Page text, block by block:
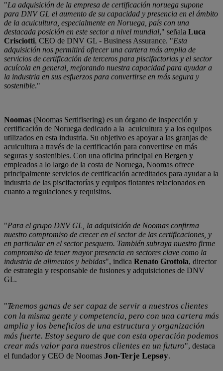
​"La adquisición de la empresa de certificación noruega supone
para DNV GL el aumento de su capacidad y presencia en el ámbito
de la acuicultura, especialmente en Noruega, país con una
destacada posición en este sector a nivel mundial," señala Luca
Crisciotti, CEO de DNV GL - Business Assurance. "Esta
adquisición nos permitirá ofrecer una cartera más amplia de
servicios de certificación de terceros para piscifactorias y el sector
acuícola en general, mejorando nuestra capacidad para ayudar a
la industria en sus esfuerzos para convertirse en más segura y
sostenible."
Noomas (Noomas Sertifisering) es un órgano de inspección y
certificación de Noruega dedicado a la acuicultura y a los equipos
utilizados en esta industria. Su objetivo es apoyar a las granjas de
acuicultura a través de la certificación para convertirse en más
seguras y sostenibles. Con una oficina principal en Bergen y
empleados a lo largo de la costa de Noruega, Noomas ofrece
principalmente servicios de certificación acreditados para ayudar a la
industria de las piscifactorías y equipos flotantes relacionados en
cuanto a regulaciones y requisitos.
"Para el grupo DNV GL, la adquisición de Noomas confirma
nuestro compromiso de crecer en el sector de las certificaciones, y
en particular en el sector pesquero. También subraya nuestro firme
compromiso de tener mayor presencia en sectores clave como la
industria de alimentos y bebidas", indica Renato Grottola, director
de estrategia y responsable de fusiones y adquisiciones de DNV
GL.
"Tenemos ganas de ser capaz de servir a nuestros clientes
con la misma gente y competencia, pero con una cartera más
amplia y los beneficios de una estructura y organización
más fuerte. Estoy seguro de que con esta operación podemos
crear más valor para nuestros clientes en un futuro", destaca
el fundador y CEO de Noomas Jon-Terje Lepsøy.